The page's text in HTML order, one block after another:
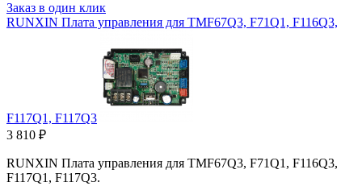
Заказ в один клик
RUNXIN Плата управления для TMF67Q3, F71Q1, F116Q3,
F117Q1, F117Q3
3 810 ₽
RUNXIN Плата управления для TMF67Q3, F71Q1, F116Q3,
F117Q1, F117Q3.